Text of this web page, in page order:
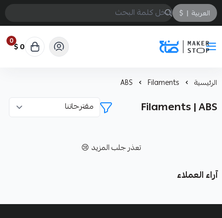
العربية |
$
صانع
0 0 $
الرئيسية Filaments
ABS
Filaments | ABS
تعذر جلب المزيد 😢
آراء العملاء